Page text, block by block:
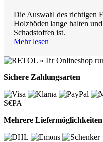
Die Auswahl des richtigen
Holzböden lange halten
Schadstoffen ist.
Mehr lesen
Sichere Zahlungsarten
S€PA
Mehrere Liefermöglichkeiten